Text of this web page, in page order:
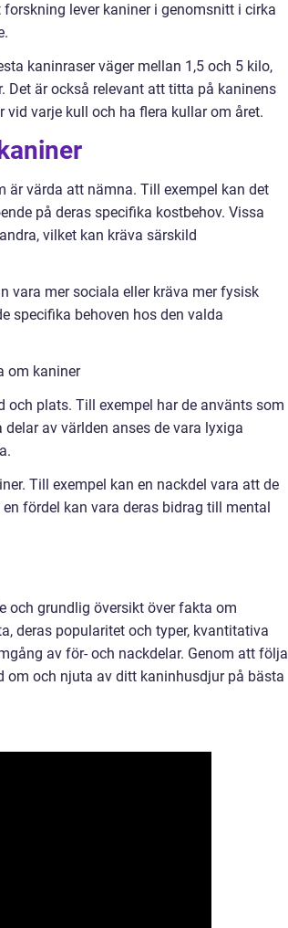
lever kaniner i genomsnitt i cirka
kaninraser väger mellan 1,5 och 5 kilo,
Det är också relevant att titta på kaninens
varje kull och ha flera kullar om året.
värda att nämna. Till exempel kan det
på deras specifika kostbehov. Vissa
vilket kan kräva särskild
vara mer sociala eller kräva mer fysisk
specifika behoven hos den valda
om kaniner
plats. Till exempel har de använts som
av världen anses de vara lyxiga
Till exempel kan en nackdel vara att de
fördel kan vara deras bidrag till mental
och grundlig översikt över fakta om
deras popularitet och typer, kvantitativa
av för- och nackdelar. Genom att följa
och njuta av ditt kaninhusdjur på bästa